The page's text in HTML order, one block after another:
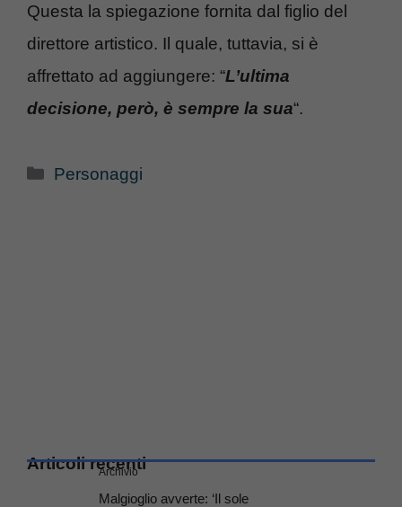
Questa la spiegazione fornita dal figlio del
direttore artistico. Il quale, tuttavia, si è
affrettato ad aggiungere: “L’ultima
decisione, però, è sempre la sua“.
Categorie
Personaggi
Articoli recenti
Archivio
Malgioglio avverte: ‘Il sole